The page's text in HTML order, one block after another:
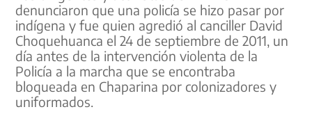
denunciaron que una policía se hizo pasar por
indígena y fue quien agredió al canciller David
Choquehuanca el 24 de septiembre de 2011, un
día antes de la intervención violenta de la
Policía a la marcha que se encontraba
bloqueada en Chaparina por colonizadores y
uniformados.